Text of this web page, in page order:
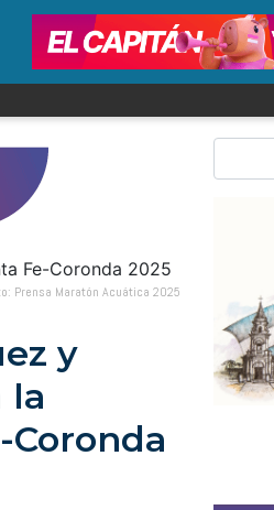
Prensa Maratón Acuática 2025
y
la